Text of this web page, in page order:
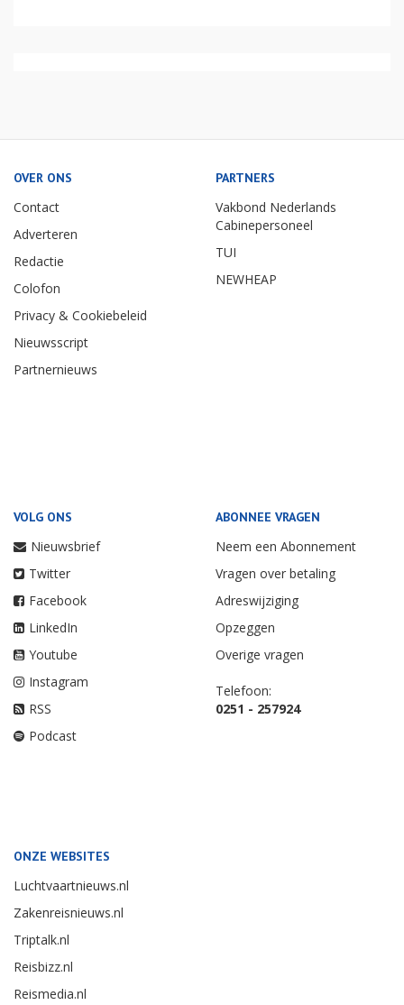
OVER ONS
Contact
Adverteren
Redactie
Colofon
Privacy & Cookiebeleid
Nieuwsscript
Partnernieuws
PARTNERS
Vakbond Nederlands
Cabinepersoneel
TUI
NEWHEAP
VOLG ONS
Nieuwsbrief
Twitter
Facebook
LinkedIn
Youtube
Instagram
RSS
Podcast
ABONNEE VRAGEN
Neem een Abonnement
Vragen over betaling
Adreswijziging
Opzeggen
Overige vragen
Telefoon:
0251 - 257924
ONZE WEBSITES
Luchtvaartnieuws.nl
Zakenreisnieuws.nl
Triptalk.nl
Reisbizz.nl
Reismedia.nl